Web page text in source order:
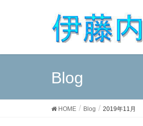
Blog
HOME Blog 2019年11月